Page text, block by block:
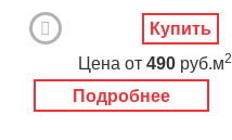
Подробнее
Цена от 490 руб.м2
Купить